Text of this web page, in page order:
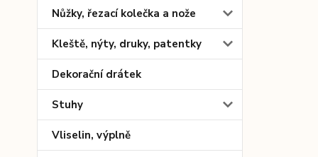
Nůžky, řezací kolečka a nože
Kleště, nýty, druky, patentky
Dekorační drátek
Stuhy
Vliselin, výplně